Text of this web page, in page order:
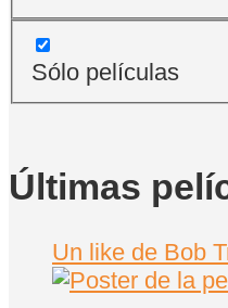
Sólo películas
Últimas
Un like de Bob